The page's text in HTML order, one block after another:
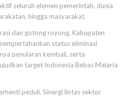
seluruh elemen pemerintah, dunia
hingga masyarakat.
dan gotong royong, Kabupaten
status eliminasi
penularan kembali, serta
target Indonesia Bebas Malaria
peduli. Sinergi lintas sektor